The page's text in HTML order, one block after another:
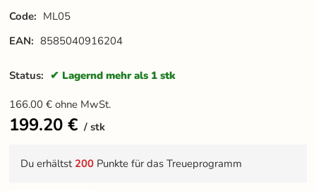
Code: ML05
EAN: 8585040916204
Status: Lagernd mehr als 1 stk
166.00 €ohne MwSt.
199.20 € stk
Du erhältst 200 Punkte für das Treueprogramm